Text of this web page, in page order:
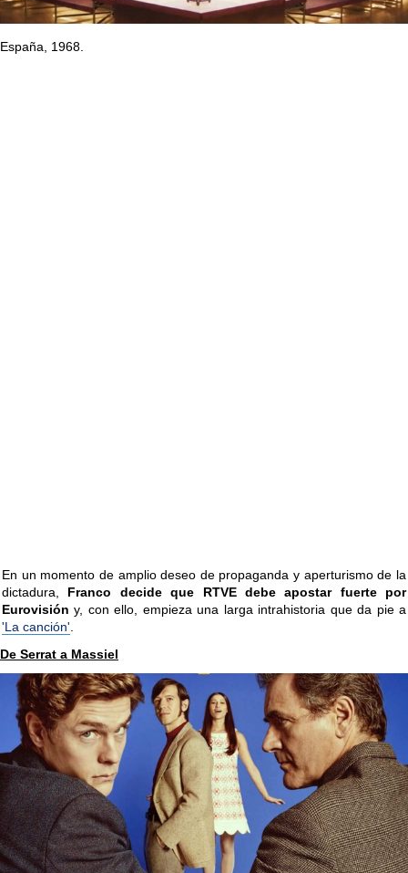
España, 1968.
En un momento de amplio deseo de propaganda y aperturismo de la
dictadura, Franco decide que RTVE debe apostar fuerte por
Eurovisión y, con ello, empieza una larga intrahistoria que da pie a
'La canción'
De Serrat a Massiel